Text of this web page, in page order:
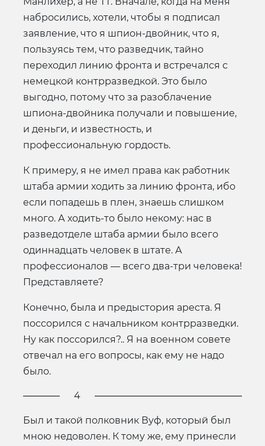
набросились, хотели, чтобы я подписал
заявление, что я шпион-двойник, что я,
пользуясь тем, что разведчик, тайно
переходил линию фронта и встречался с
немецкой контрразведкой. Это было
выгодно, потому что за разоблачение
шпиона-двойника получали и повышение,
и деньги, и известность, и
профессиональную гордость.
К примеру, я не имел права как работник
штаба армии ходить за линию фронта, ибо
если попадешь в плен, знаешь слишком
много. А ходить-то было некому: нас в
разведотделе штаба армии было всего
одиннадцать человек в штате. А
профессионалов — всего два-три человека!
Представляете?
Конечно, была и предыстория ареста. Я
поссорился с начальником контрразведки.
Ну как поссорился?.. Я на военном совете
отвечал на его вопросы, как ему не надо
было.
4
Был и такой полковник Вуф, который был
мною недоволен. К тому же, ему принесли